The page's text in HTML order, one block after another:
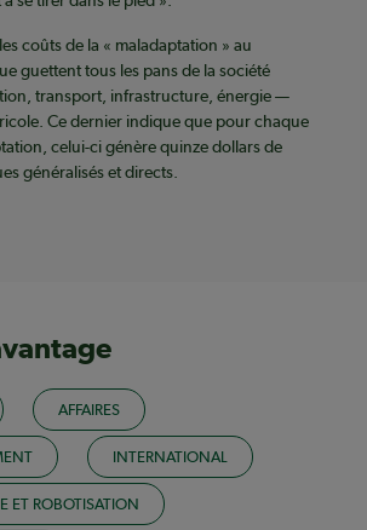
coûts de la « maladaptation » au
guettent tous les pans de la société
transport, infrastructure, énergie —
Ce dernier indique que pour chaque
celui-ci génère quinze dollars de
généralisés et directs.
AFFAIRES
INTERNATIONAL
ET ROBOTISATION